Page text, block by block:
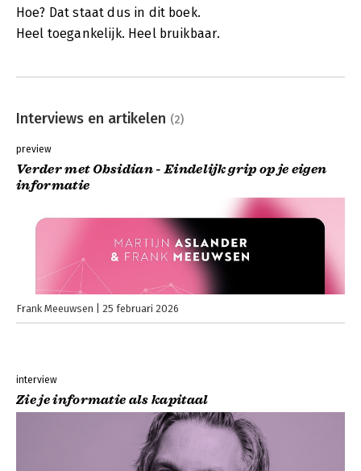
Hoe? Dat staat dus in dit boek.
Heel toegankelijk. Heel bruikbaar.
Interviews en artikelen (2)
preview
Verder met Obsidian - Eindelijk grip op je eigen
informatie
Frank Meeuwsen 25 februari 2026
interview
Zie je informatie als kapitaal